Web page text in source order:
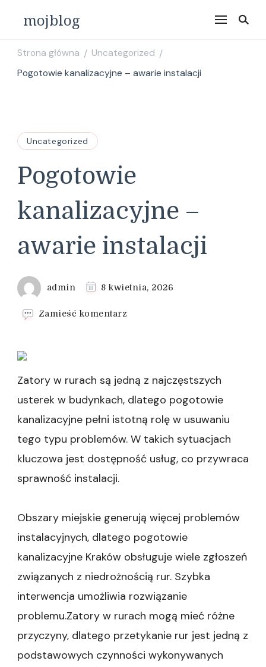
mojblog
Strona główna / Uncategorized /
Pogotowie kanalizacyjne – awarie instalacji
Uncategorized
Pogotowie
kanalizacyjne –
awarie instalacji
admin 8 kwietnia, 2026
Zamieść komentarz
awarie
instalacji
Zatory w rurach są jedną z najczęstszych
usterek w budynkach, dlatego pogotowie
kanalizacyjne pełni istotną rolę w usuwaniu
tego typu problemów. W takich sytuacjach
kluczowa jest dostępność usług, co przywraca
sprawność instalacji.
Obszary miejskie generują więcej problemów
instalacyjnych, dlatego pogotowie
kanalizacyjne Kraków obsługuje wiele zgłoszeń
związanych z niedrożnością rur. Szybka
interwencja umożliwia rozwiązanie
problemu.Zatory w rurach mogą mieć różne
przyczyny, dlatego przetykanie rur jest jedną z
podstawowych czynności wykonywanych